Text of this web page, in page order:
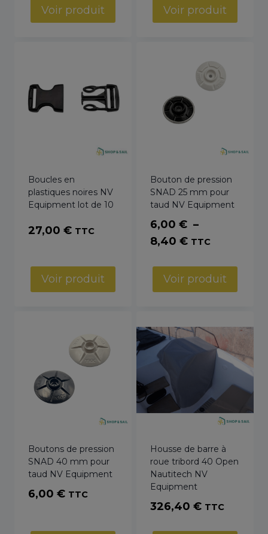
Voir produit Voir produit
Boucles en
plastiques noires NV
Equipment lot de 10
27,00 € TTC
Voir produit
Bouton de pression
SNAD 25 mm pour
taud NV Equipment
6,00 € –
8,40 €Plage
prix :
6,00 €
8,40 €
TTC
Voir produit
Boutons de pression
SNAD 40 mm pour
taud NV Equipment
6,00 € TTC
Housse de barre à
roue tribord 40 Open
Nautitech NV
Equipment
326,40 € TTC